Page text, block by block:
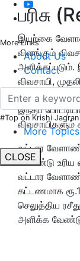
More Links
About Us
Contact
#Top on Krishi Jagran
More Topics
CLOSE
பரிசு
இயற்கை
விளங்கும்
அளிக்கப்படும்.
விவசாயி,
மூலமாகப்
இந்தப்
வட்டார
கொண்டு உரிய
வட்டார வேளாண்
கட்டணமாக
செலுத்திய
அளிக்க